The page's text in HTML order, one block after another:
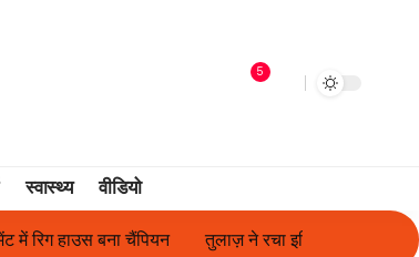
5
स्वास्थ्य वीडियो
इतिहास, संस्थान से बना विश्वविद्यालय फिल्म अभिनेत्री